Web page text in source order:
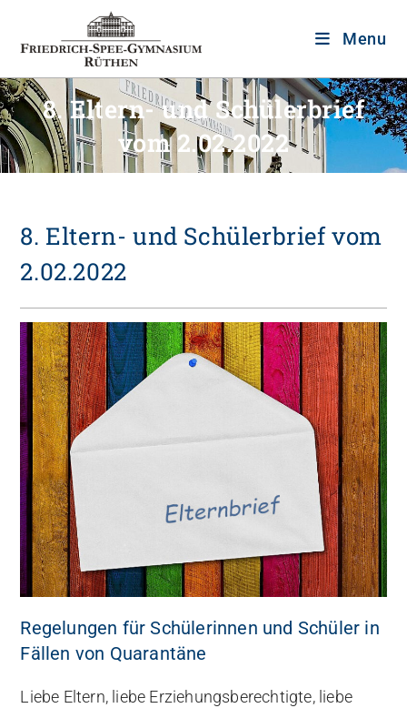
Menu
8. Eltern- und Schülerbrief
vom 2.02.2022
8. Eltern- und Schülerbrief vom
2.02.2022
Regelungen für Schülerinnen und Schüler in
Fällen von Quarantäne
Liebe Eltern, liebe Erziehungsberechtigte, liebe